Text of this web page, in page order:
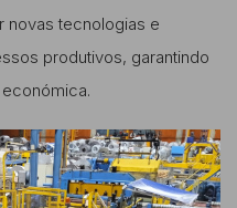
novas tecnologias e
produtivos, garantindo